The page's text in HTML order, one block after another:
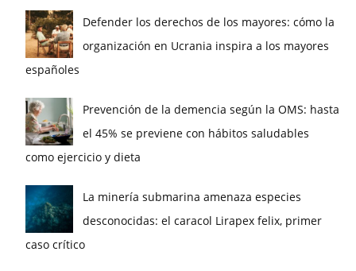
Defender los derechos de los mayores: cómo la
organización en Ucrania inspira a los mayores
españoles
Prevención de la demencia según la OMS: hasta
el 45% se previene con hábitos saludables
como ejercicio y dieta
La minería submarina amenaza especies
desconocidas: el caracol Lirapex felix, primer
caso crítico